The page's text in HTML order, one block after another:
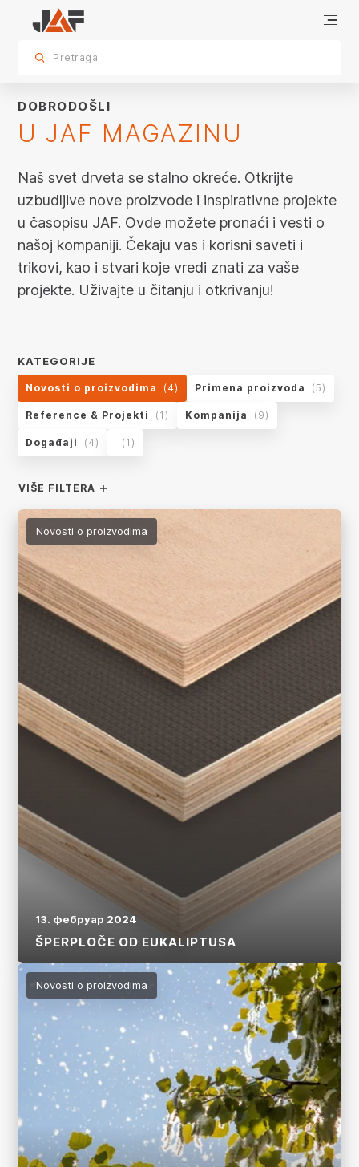
sr.skip-to.main-content
sr.skip-to.table-of-contents
sr.skip-to.main-navigation
U JAF Magazinu
Pretraga
DOBRODOŠLI
U JAF MAGAZINU
Naš svet drveta se stalno okreće. Otkrijte
uzbudljive nove proizvode i inspirativne projekte
u časopisu JAF. Ovde možete pronaći i vesti o
našoj kompaniji. Čekaju vas i korisni saveti i
trikovi, kao i stvari koje vredi znati za vaše
projekte. Uživajte u čitanju i otkrivanju!
app.product-grid.form-reload
KATEGORIJE
Novosti o proizvodima (4) Primena proizvoda (5)
Reference & Projekti (1) Kompanija (9)
Događaji (4) (1)
VIŠE FILTERA
Novosti o proizvodima
13. фебруар 2024
ŠPERPLOČE OD EUKALIPTUSA
Više
Novosti o proizvodima